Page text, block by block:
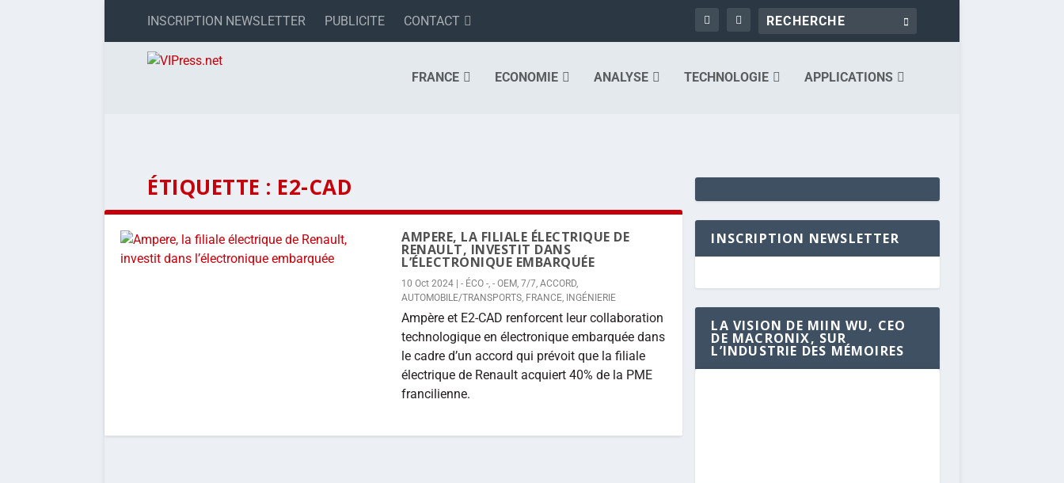
INSCRIPTION NEWSLETTER PUBLICITE CONTACT
FRANCE ECONOMIE ANALYSE TECHNOLOGIE APPLICATIONS
ÉTIQUETTE : E2-CAD
AMPERE, LA FILIALE ÉLECTRIQUE DE
RENAULT, INVESTIT DANS
L’ÉLECTRONIQUE EMBARQUÉE
10 Oct 2024 |- ÉCO -,- OEM,7/7,ACCORD,
AUTOMOBILE/TRANSPORTS, FRANCE, INGÉNIERIE
Ampère et E2-CAD renforcent leur collaboration
technologique en électronique embarquée dans
le cadre d’un accord qui prévoit que la filiale
électrique de Renault acquiert 40% de la PME
francilienne.
INSCRIPTION NEWSLETTER
LA VISION DE MIIN WU, CEO
DE MACRONIX, SUR
L’INDUSTRIE DES MÉMOIRES